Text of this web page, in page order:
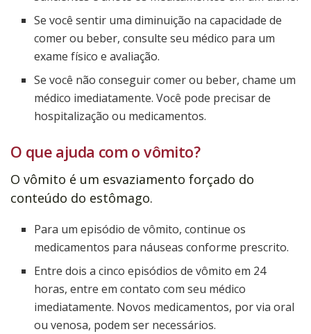
Se você sentir uma diminuição na capacidade de
comer ou beber, consulte seu médico para um
exame físico e avaliação.
Se você não conseguir comer ou beber, chame um
médico imediatamente. Você pode precisar de
hospitalização ou medicamentos.
O que ajuda com o vômito?
O vômito é um esvaziamento forçado do
conteúdo do estômago.
Para um episódio de vômito, continue os
medicamentos para náuseas conforme prescrito.
Entre dois a cinco episódios de vômito em 24
horas, entre em contato com seu médico
imediatamente. Novos medicamentos, por via oral
ou venosa, podem ser necessários.